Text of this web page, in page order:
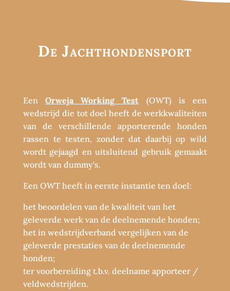
De Jachthondensport
EenOrweja Working Test (OWT) is een
wedstrijd die tot doel heeft de werkkwaliteiten
van de verschillende apporterende honden
rassen te testen, zonder dat daarbij op wild
wordt gejaagd en uitsluitend gebruik gemaakt
wordt van dummy’s.
Een OWT heeft in eerste instantie ten doel:
het beoordelen van de kwaliteit van het
geleverde werk van de deelnemende honden;
het in wedstrijdverband vergelijken van de
geleverde prestaties van de deelnemende
honden;
ter voorbereiding t.b.v. deelname apporteer /
veldwedstrijden.